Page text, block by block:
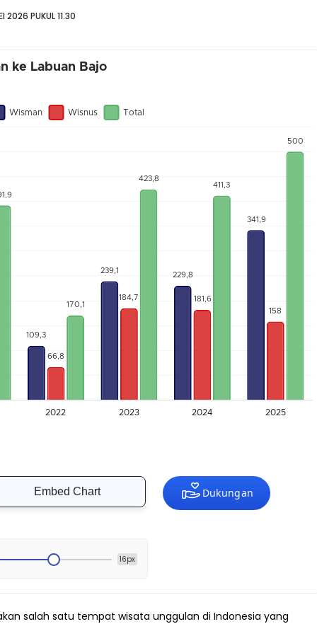
2026 PUKUL 11.30
ke Labuan Bajo
Embed Chart
16px
salah satu tempat wisata unggulan di Indonesia yang